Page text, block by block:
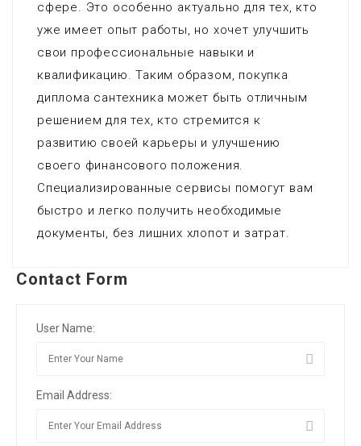
сфере. Это особенно актуально для тех, кто
уже имеет опыт работы, но хочет улучшить
свои профессиональные навыки и
квалификацию. Таким образом, покупка
диплома сантехника может быть отличным
решением для тех, кто стремится к
развитию своей карьеры и улучшению
своего финансового положения.
Специализированные сервисы помогут вам
быстро и легко получить необходимые
документы, без лишних хлопот и затрат.
Contact Form
User Name:
Email Address: